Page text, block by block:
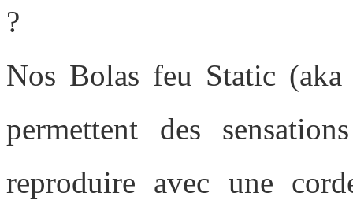
?
Nos Bolas feu Static
permettent des
reproduire avec une